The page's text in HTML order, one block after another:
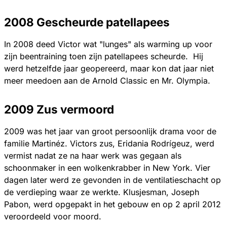
2008 Gescheurde patellapees
In 2008 deed Victor wat "lunges" als warming up voor
zijn beentraining toen zijn patellapees scheurde. Hij
werd hetzelfde jaar geopereerd, maar kon dat jaar niet
meer meedoen aan de Arnold Classic en Mr. Olympia.
2009 Zus vermoord
2009 was het jaar van groot persoonlijk drama voor de
familie Martinéz. Victors zus, Eridania Rodrígeuz, werd
vermist nadat ze na haar werk was gegaan als
schoonmaker in een wolkenkrabber in New York. Vier
dagen later werd ze gevonden in de ventilatieschacht op
de verdieping waar ze werkte. Klusjesman, Joseph
Pabon, werd opgepakt in het gebouw en op 2 april 2012
veroordeeld voor moord.